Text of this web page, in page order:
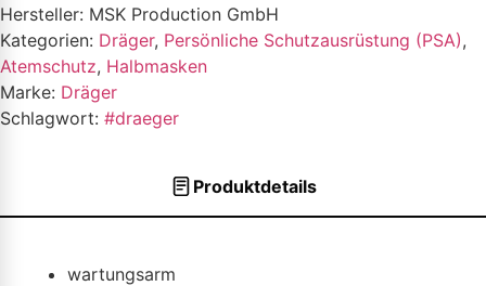
Kategorien: Dräger, Persönliche Schutzausrüstung (PSA),
Atemschutz, Halbmasken
Schlagwort: #draeger
Hersteller: MSK Production GmbH
Marke: Dräger
Produktdetails
wartungsarm